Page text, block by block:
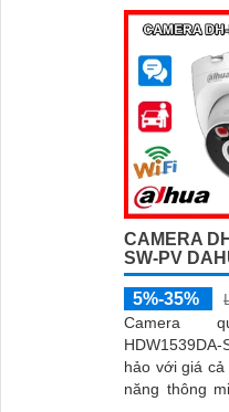
CAMERA
SW-PV
5%-35%
Camera
hảo với giá
năng thông minh. Camera